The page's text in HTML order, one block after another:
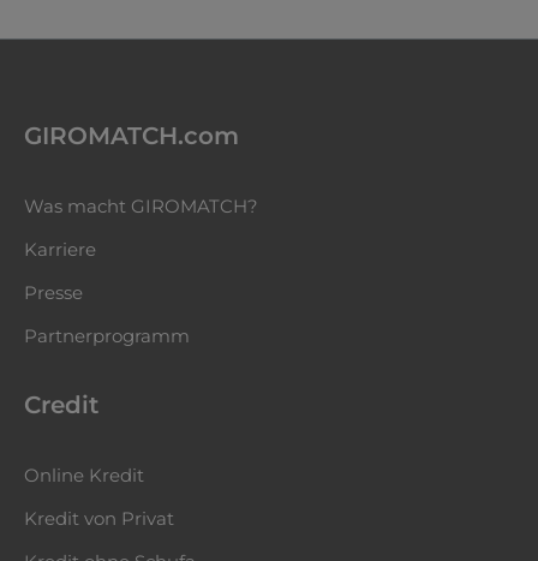
GIROMATCH.com
Was macht GIROMATCH?
Karriere
Presse
Partnerprogramm
Credit
Online Kredit
Kredit von Privat